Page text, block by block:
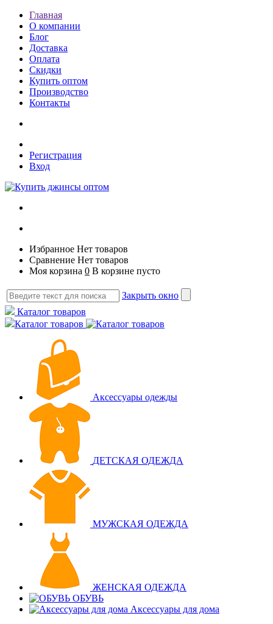
Главная
О компании
Блог
Доставка
Оплата
Скидки
Купить оптом
Производство
Контакты
Регистрация
Вход
Избранное Нет товаров
Сравнение Нет товаров
Моя корзина 0 В корзине пусто
Закрыть окно
Каталог товаров
Каталог товаров
Аксессуары одежды
ДЕТСКАЯ ОДЕЖДА
МУЖСКАЯ ОДЕЖДА
ЖЕНСКАЯ ОДЕЖДА
ОБУВЬ
Аксессуары для дома